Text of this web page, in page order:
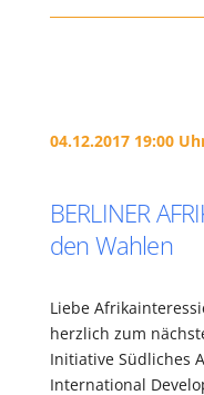
04.12.2017 19:00
BERLINER
den Wahlen
Liebe
herzlich zum
Initiative Südliches
International